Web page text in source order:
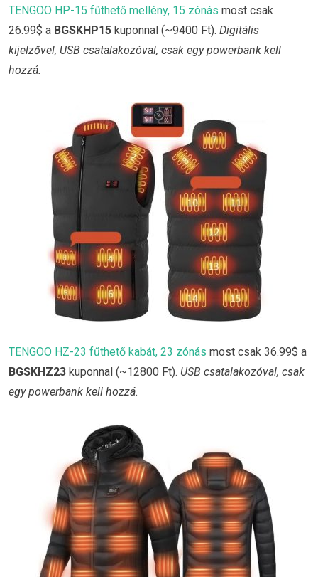
TENGOO HP-15 fűthető mellény, 15 zónás most csak
26.99$ a BGSKHP15 kuponnal (~9400 Ft). Digitális
kijelzővel, USB csatalakozóval, csak egy powerbank kell
hozzá.
TENGOO HZ-23 fűthető kabát, 23 zónás most csak 36.99$ a
BGSKHZ23 kuponnal (~12800 Ft). USB csatalakozóval, csak
egy powerbank kell hozzá.